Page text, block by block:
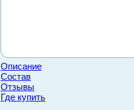
Описание
Состав
Отзывы
Где купить